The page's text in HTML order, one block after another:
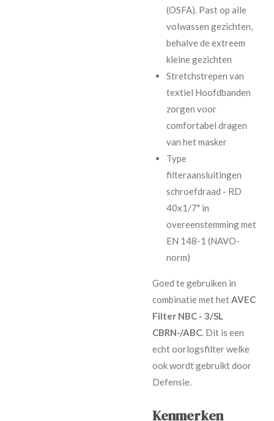
(OSFA). Past op alle
volwassen gezichten,
behalve de extreem
kleine gezichten
Stretchstrepen van
textiel Hoofdbanden
zorgen voor
comfortabel dragen
van het masker
Type
filteraansluitingen
schroefdraad - RD
40x1/7" in
overeenstemming met
EN 148-1 (NAVO-
norm)
Goed te gebruiken in
combinatie met hetAVEC
Filter NBC - 3/SL
CBRN-/ABC. Dit is een
echt oorlogsfilter welke
ook wordt gebruikt door
Defensie.
Kenmerken